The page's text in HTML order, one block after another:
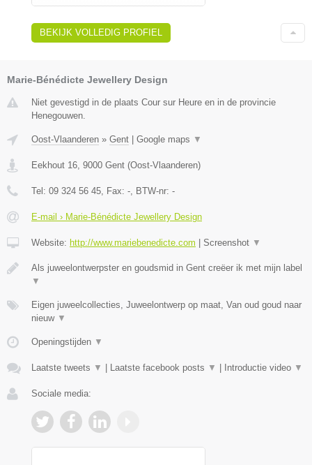
BEKIJK VOLLEDIG PROFIEL
Marie-Bénédicte Jewellery Design
Niet gevestigd in de plaats Cour sur Heure en in de provincie
Henegouwen.
Oost-Vlaanderen » Gent Google maps ▼
Eekhout 16, 9000 Gent (Oost-Vlaanderen)
Tel: 09 324 56 45, Fax: -, BTW-nr: -
E-mail › Marie-Bénédicte Jewellery Design
Website: http://www.mariebenedicte.com Screenshot ▼
Als juweelontwerpster en goudsmid in Gent creëer ik met mijn label
▼
Eigen juweelcollecties, Juweelontwerp op maat, Van oud goud naar
nieuw ▼
Openingstijden ▼
Laatste tweets ▼ Laatste facebook posts ▼ Introductie video ▼
Sociale media: